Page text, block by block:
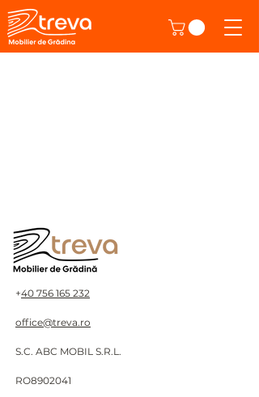
+40 756 165 232
office@treva.ro
S.C. ABC MOBIL S.R.L.
RO8902041